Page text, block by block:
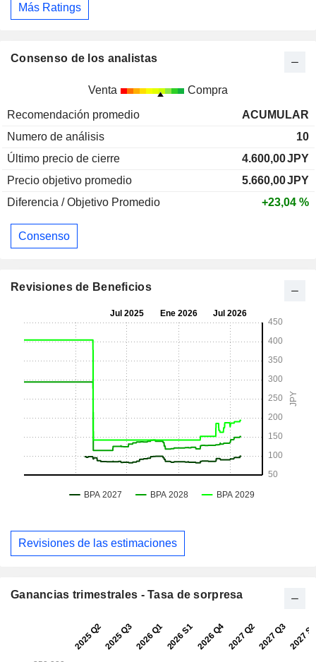
Más Ratings
Consenso de los analistas
Venta Compra
Recomendación promedio
ACUMULAR
Numero de análisis
10
Último precio de cierre
4.600,00JPY
Precio objetivo promedio
5.660,00JPY
Diferencia / Objetivo Promedio
+23,04 %
Consenso
Revisiones de Beneficios
Revisiones de las estimaciones
Ganancias trimestrales - Tasa de sorpresa